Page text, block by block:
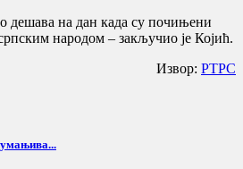
дешава на дан када су почињени
народом – закључио је Којић.
Извор: РТРС
умањива...